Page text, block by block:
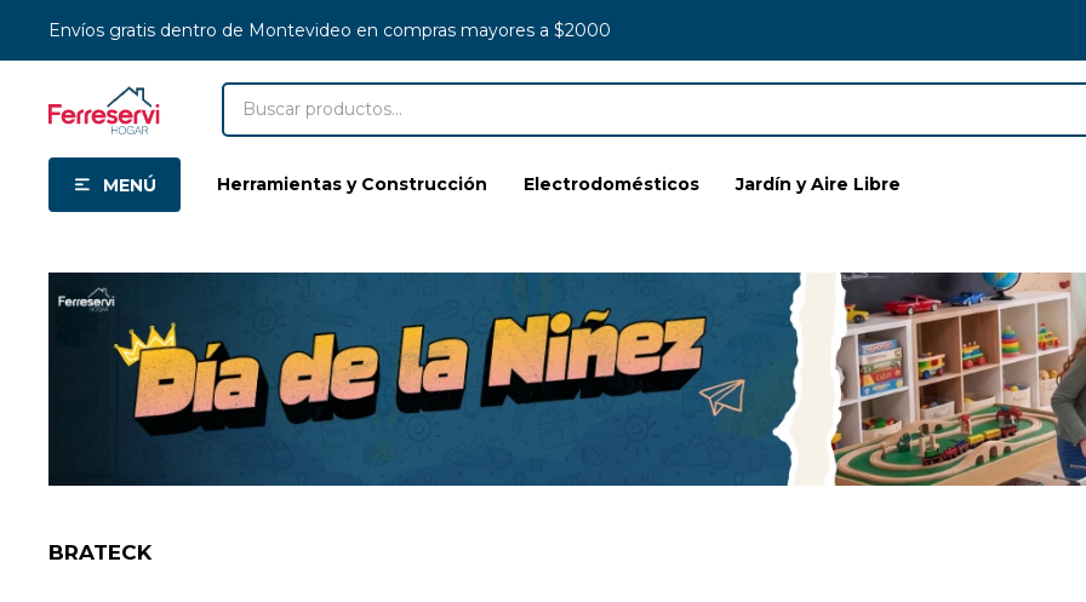
MENÚ Herramientas y Construcción Electrodomésticos Jardín y Aire Libre
Envíos gratis dentro de Montevideo en compras mayores a $2000
BRATECK